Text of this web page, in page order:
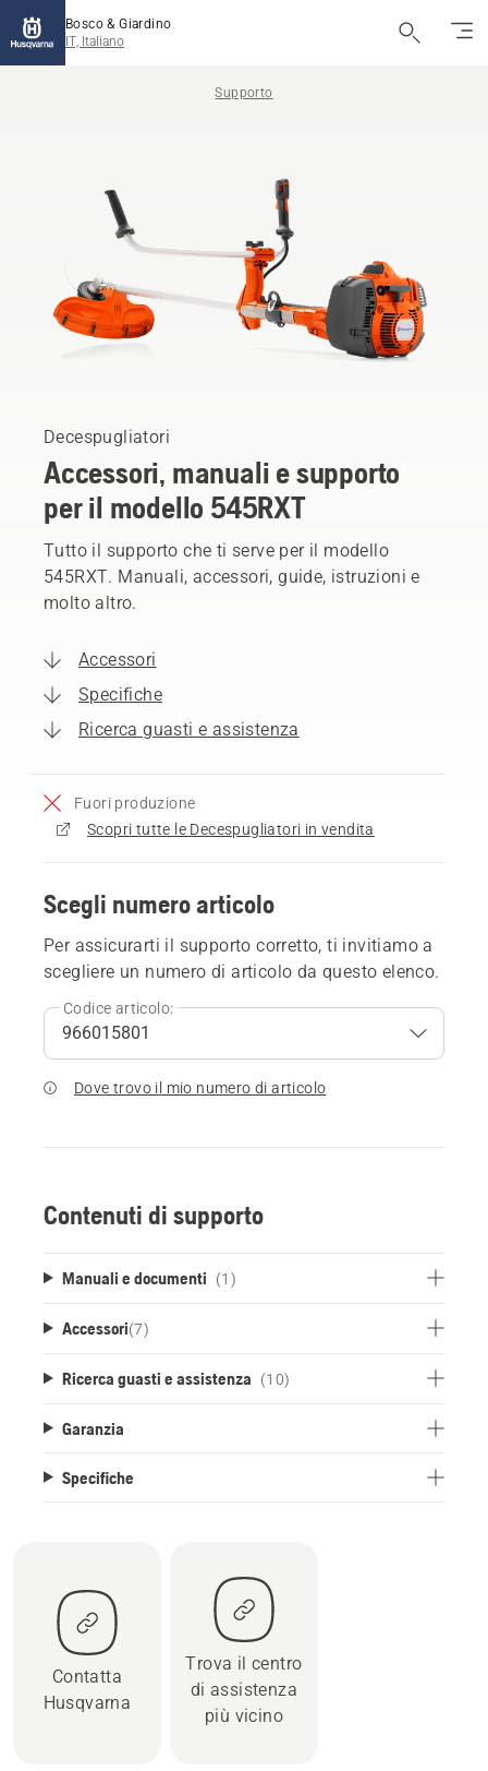
Bosco & Giardino
IT, Italiano
Supporto
Decespugliatori
Accessori, manuali e supporto
per il modello 545RXT
Tutto il supporto che ti serve per il modello
545RXT. Manuali, accessori, guide, istruzioni e
molto altro.
Accessori
Specifiche
Ricerca guasti e assistenza
Fuori produzione
Scopri tutte le Decespugliatori in vendita
Scegli numero articolo
Per assicurarti il supporto corretto, ti invitiamo a
scegliere un numero di articolo da questo elenco.
Codice articolo:
Dove trovo il mio numero di articolo
Contenuti di supporto
Manuali e documenti (1)
Accessori(7)
Ricerca guasti e assistenza (10)
Garanzia
Specifiche
Contatta
Husqvarna
Trova il centro
di assistenza
più vicino